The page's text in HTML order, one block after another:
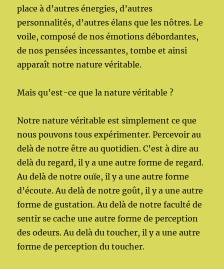
place à d’autres énergies, d’autres
personnalités, d’autres élans que les nôtres. Le
voile, composé de nos émotions débordantes,
de nos pensées incessantes, tombe et ainsi
apparaît notre nature véritable.
Mais qu’est-ce que la nature véritable ?
Notre nature véritable est simplement ce que
nous pouvons tous expérimenter. Percevoir au
delà de notre être au quotidien. C’est à dire au
delà du regard, il y a une autre forme de regard.
Au delà de notre ouïe, il y a une autre forme
d’écoute. Au delà de notre goût, il y a une autre
forme de gustation. Au delà de notre faculté de
sentir se cache une autre forme de perception
des odeurs. Au delà du toucher, il y a une autre
forme de perception du toucher.